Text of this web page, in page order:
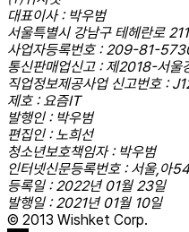
대표이사 : 박우범
서울특별시 강남구 테헤란로
사업자등록번호 : 209-81-
통신판매업신고 : 제2018-서
직업정보제공사업 신고번호 :
제호 : 요즘IT
발행인 : 박우범
편집인 : 노희선
청소년보호책임자 : 박우범
인터넷신문등록번호 : 서울,아
등록일 : 2022년 01월 23일
발행일 : 2021년 01월 10일
© 2013 Wishket Corp.